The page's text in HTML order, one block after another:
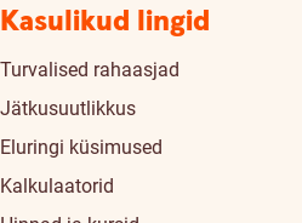
Kasulikud lingid
Turvalised rahaasjad
Jätkusuutlikkus
Eluringi küsimused
Kalkulaatorid